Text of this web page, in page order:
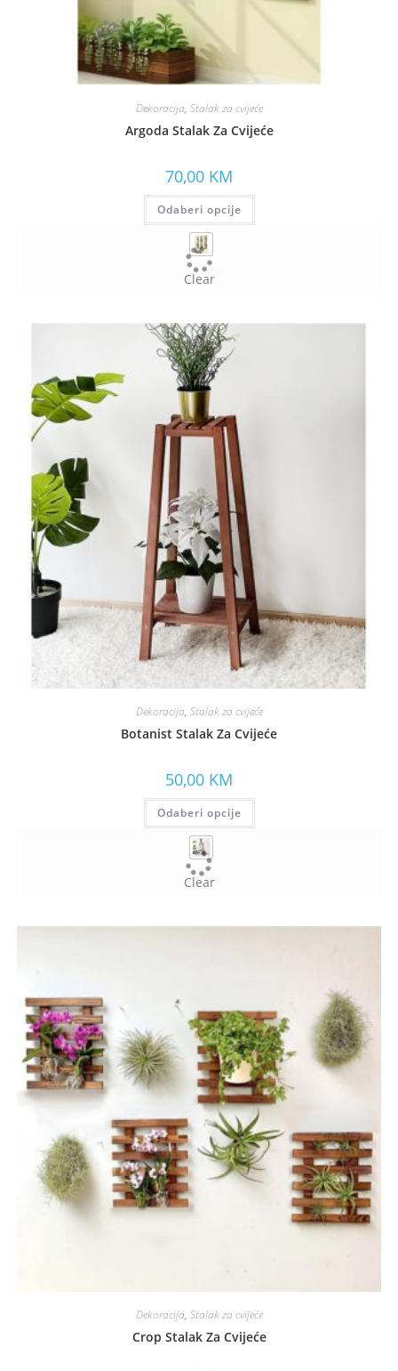
Dekoracija, Stalak za cvijeće
Argoda Stalak Za Cvijeće
70,00 KM
Odaberi opcije
Clear
Dekoracija, Stalak za cvijeće
Botanist Stalak Za Cvijeće
50,00 KM
Odaberi opcije
Clear
Dekoracija, Stalak za cvijeće
Crop Stalak Za Cvijeće